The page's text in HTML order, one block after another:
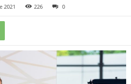
2021 226 0